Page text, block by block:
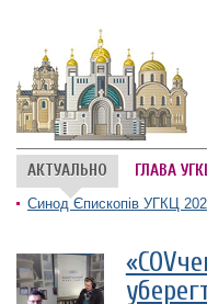
АКТУАЛЬНО ГЛАВА
Синод Єпископів УГКЦ